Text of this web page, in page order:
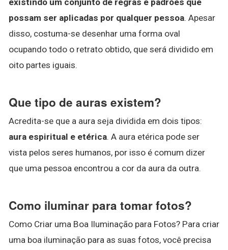
possam ser aplicadas por qualquer pessoa. Apesar
disso, costuma-se desenhar uma forma oval
ocupando todo o retrato obtido, que será dividido em
oito partes iguais.
Que tipo de auras existem?
Acredita-se que a aura seja dividida em dois tipos:
aura espiritual e etérica. A aura etérica pode ser
vista pelos seres humanos, por isso é comum dizer
que uma pessoa encontrou a cor da aura da outra.
Como iluminar para tomar fotos?
Como Criar uma Boa Iluminação para Fotos? Para criar
uma boa iluminação para as suas fotos, você precisa